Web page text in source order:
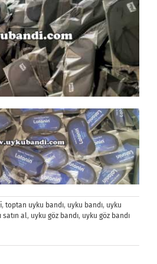
, toptan uyku bandı, uyku bandı, uyku
satın al, uyku göz bandı, uyku göz bandı